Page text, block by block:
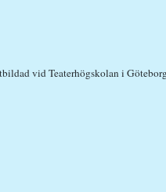
vid Teaterhögskolan i